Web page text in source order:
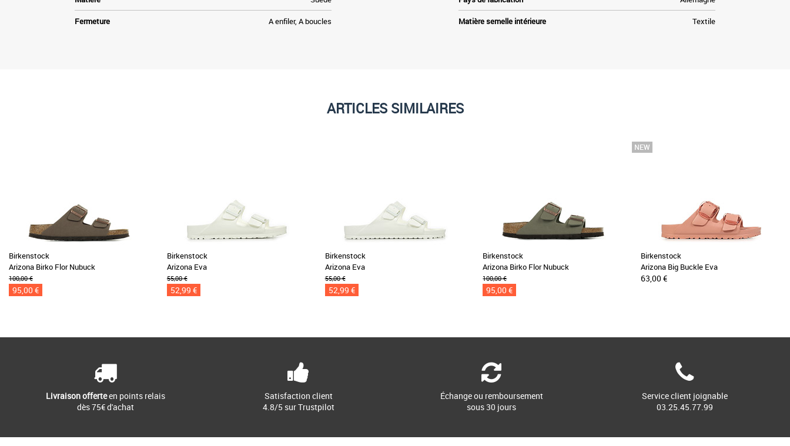
Fermeture A enfiler, A boucles Matière semelle intérieure Textile
ARTICLES SIMILAIRES
Birkenstock
Arizona Birko Flor Nubuck
100,00 €
95,00 €
Birkenstock
Arizona Eva
55,00 €
52,99 €
Birkenstock
Arizona Eva
55,00 €
52,99 €
Birkenstock
Arizona Birko Flor Nubuck
100,00 €
95,00 €
Birkenstock
Arizona Big Buckle Eva
63,00 €
Livraison offerteen points relais
dès 75€ d'achat
Satisfaction client
4.8/5 sur Trustpilot
Échange ou remboursement
sous 30 jours
Service client joignable
03.25.45.77.99